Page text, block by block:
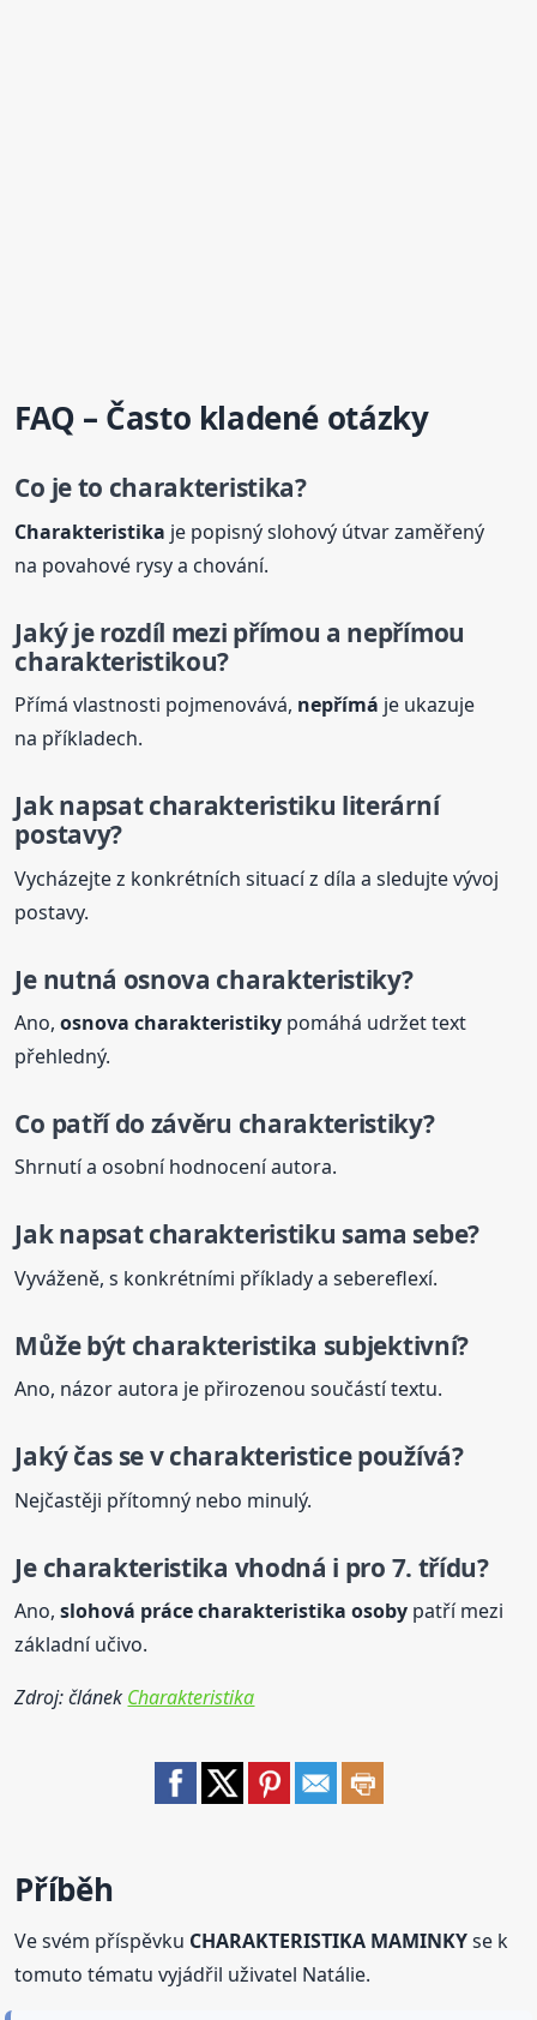
FAQ – Často kladené otázky
Co je to charakteristika?
Charakteristika je popisný slohový útvar zaměřený
na povahové rysy a chování.
Jaký je rozdíl mezi přímou a nepřímou
charakteristikou?
Přímá vlastnosti pojmenovává, nepřímá je ukazuje
na příkladech.
Jak napsat charakteristiku literární
postavy?
Vycházejte z konkrétních situací z díla a sledujte vývoj
postavy.
Je nutná osnova charakteristiky?
Ano,osnova charakteristiky pomáhá udržet text
přehledný.
Co patří do závěru charakteristiky?
Shrnutí a osobní hodnocení autora.
Jak napsat charakteristiku sama sebe?
Vyváženě, s konkrétními příklady a sebereflexí.
Může být charakteristika subjektivní?
Ano, názor autora je přirozenou součástí textu.
Jaký čas se v charakteristice používá?
Nejčastěji přítomný nebo minulý.
Je charakteristika vhodná i pro 7. třídu?
Ano,slohová prácecharakteristika osoby patří mezi
základní učivo.
Zdroj: článek Charakteristika
Příběh
Ve svém příspěvku CHARAKTERISTIKA MAMINKYse k
tomuto tématu vyjádřil uživatel Natálie.